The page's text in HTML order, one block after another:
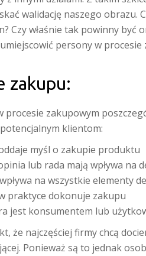
walidację naszego obrazu.
Czy właśnie tak powinny być
persony w procesie
zakupu:
procesie zakupowym
klientom:
myśl o zakupie produktu
lub rada mają wpływa na
na wszystkie elementy
praktyce dokonuje zakupu
jest konsumentem lub
że najczęściej firmy chcą
Ponieważ są to jednak